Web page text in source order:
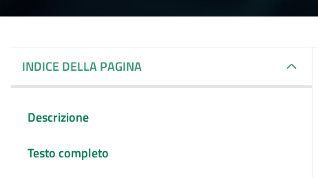
INDICE DELLA PAGINA
Descrizione
Testo completo